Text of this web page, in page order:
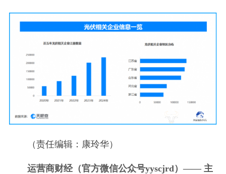
（责任编辑：康玲华）
运营商财经（官方微信公众号yyscjrd）—— 主